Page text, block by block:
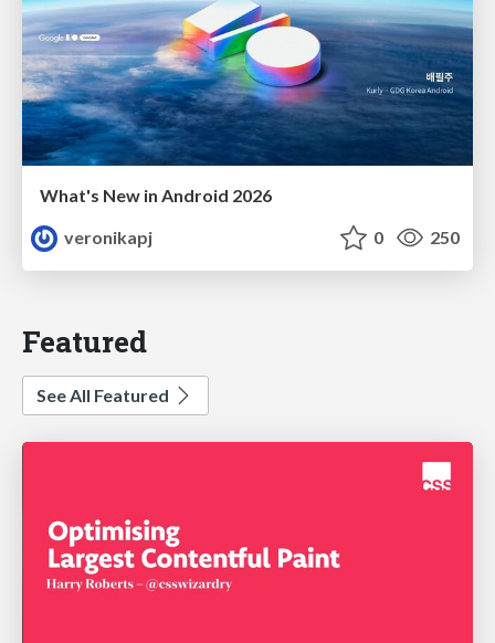
What's New in Android 2026
veronikapj
0 250
Featured
See All Featured